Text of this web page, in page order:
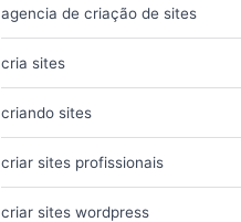
agencia de criação de sites
cria sites
criando sites
criar sites profissionais
criar sites wordpress